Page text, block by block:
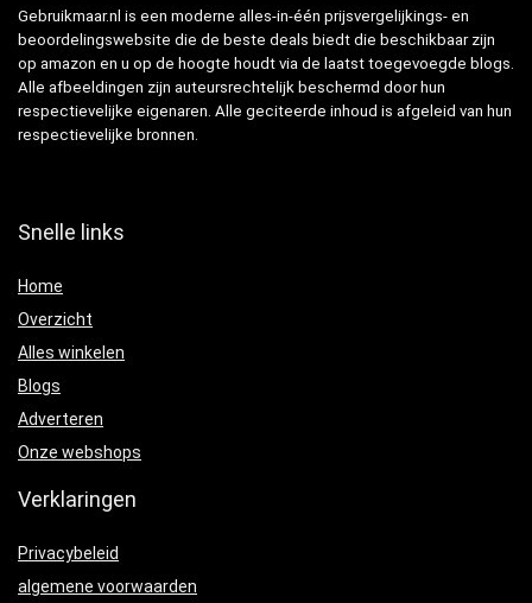
Gebruikmaar.nl is een moderne alles-in-één prijsvergelijkings- en
beoordelingswebsite die de beste deals biedt die beschikbaar zijn
op amazon en u op de hoogte houdt via de laatst toegevoegde blogs.
Alle afbeeldingen zijn auteursrechtelijk beschermd door hun
respectievelijke eigenaren. Alle geciteerde inhoud is afgeleid van hun
respectievelijke bronnen.
Snelle links
Home
Overzicht
Alles winkelen
Blogs
Adverteren
Onze webshops
Verklaringen
Privacybeleid
algemene voorwaarden